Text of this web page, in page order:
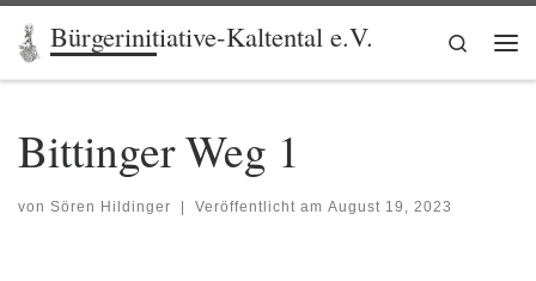
Zum Inhalt springen
Bürgerinitiative-Kaltental e.V.
Search
Bittinger Weg 1
von Sören Hildinger Veröffentlicht am August 19, 2023